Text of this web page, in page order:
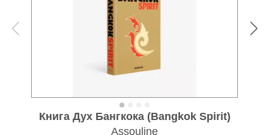
Книга Дух Бангкока (Bangkok Spirit)
Assouline